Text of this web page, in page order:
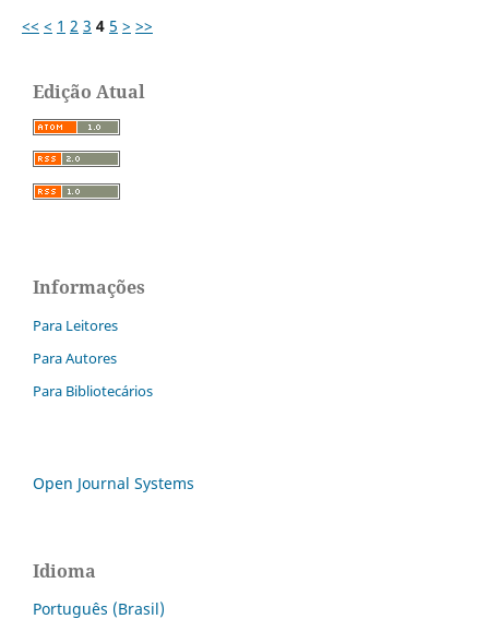
<< < 1 2 3 4 5 > >>
Edição Atual
Informações
Para Leitores
Para Autores
Para Bibliotecários
Open Journal Systems
Idioma
Português (Brasil)